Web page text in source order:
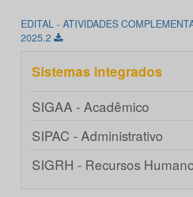
EDITAL - ATIVIDADES
2025.2
Sistemas integrados
SIGAA - Acadêmico
SIPAC - Administrativo
SIGRH - Recursos